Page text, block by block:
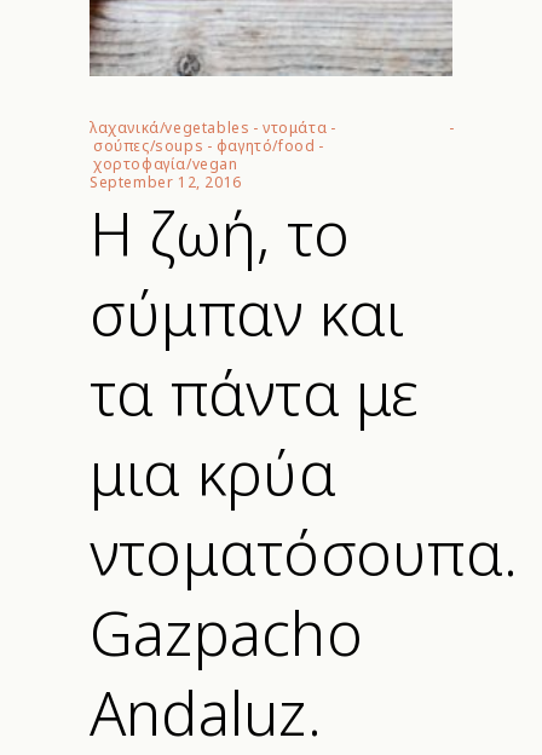
λαχανικά/vegetables - ντομάτα -
σούπες/soups - φαγητό/food -
χορτοφαγία/vegan
September 12, 2016
Η ζωή, το
σύμπαν και
τα πάντα με
μια κρύα
ντοματόσουπα.
Gazpacho
Andaluz.